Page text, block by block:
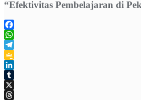
“Efektivitas Pembelajaran di
Facebook
WhatsApp
Telegram
Google
Classroom
LinkedIn
Tumblr
X